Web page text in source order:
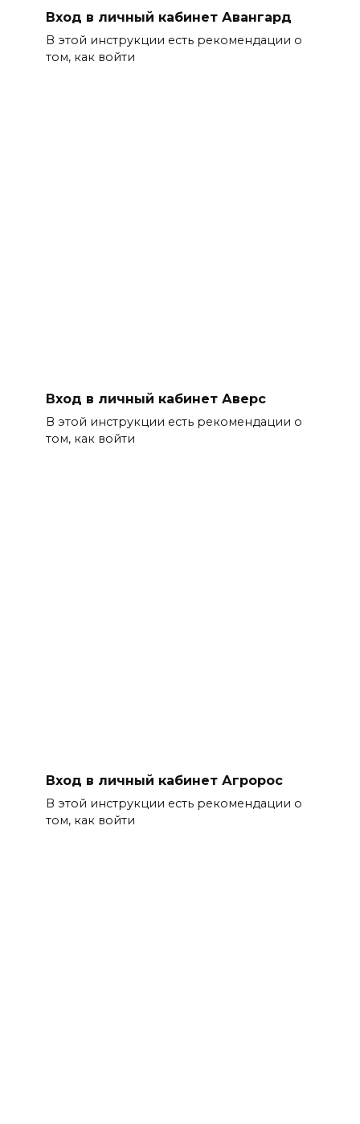
Вход в личный кабинет Авангард
В этой инструкции есть рекомендации о
том, как войти
Вход в личный кабинет Аверс
В этой инструкции есть рекомендации о
том, как войти
Вход в личный кабинет Агророс
В этой инструкции есть рекомендации о
том, как войти